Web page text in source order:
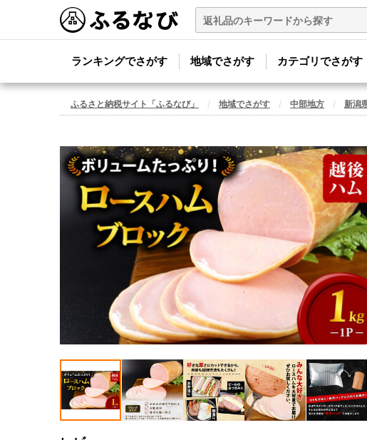
ランキングでさがす 地域でさがす カテゴリでさがす
ふるさと納税サイト「ふるなび」 地域でさがす 中部地方 新潟